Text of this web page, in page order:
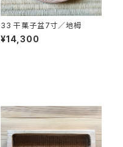
33 干菓子盆7寸／地栂
¥14,300